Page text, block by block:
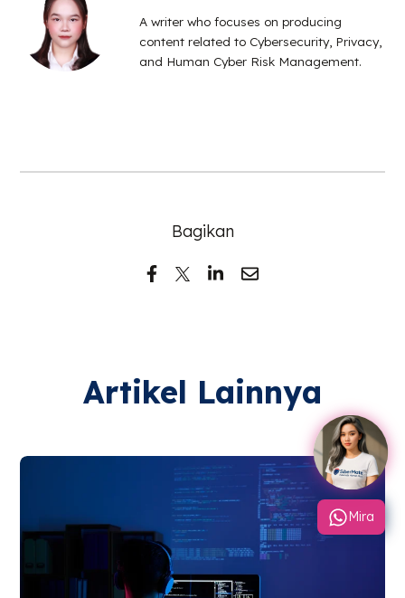
A writer who focuses on producing
content related to Cybersecurity, Privacy,
and Human Cyber Risk Management.
Bagikan
Artikel Lainnya
Mira